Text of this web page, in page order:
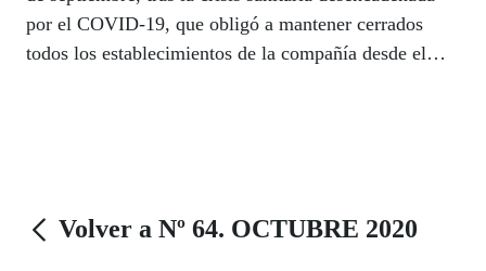
por el COVID-19, que obligó a mantener cerrados
todos los establecimientos de la compañía desde el
Volver a Nº 64. OCTUBRE 2020